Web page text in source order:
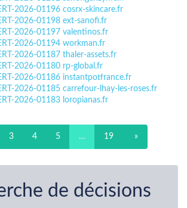
2026-01196 cosrx-skincare.fr
2026-01198 ext-sanofi.fr
2026-01197 valentinos.fr
2026-01194 workman.fr
2026-01187 thaler-assets.fr
2026-01180 rp-global.fr
2026-01186 instantpotfrance.fr
2026-01185 carrefour-lhay-les-roses.fr
2026-01183 loropianas.fr
3 4 5 … 19 »
de décisions